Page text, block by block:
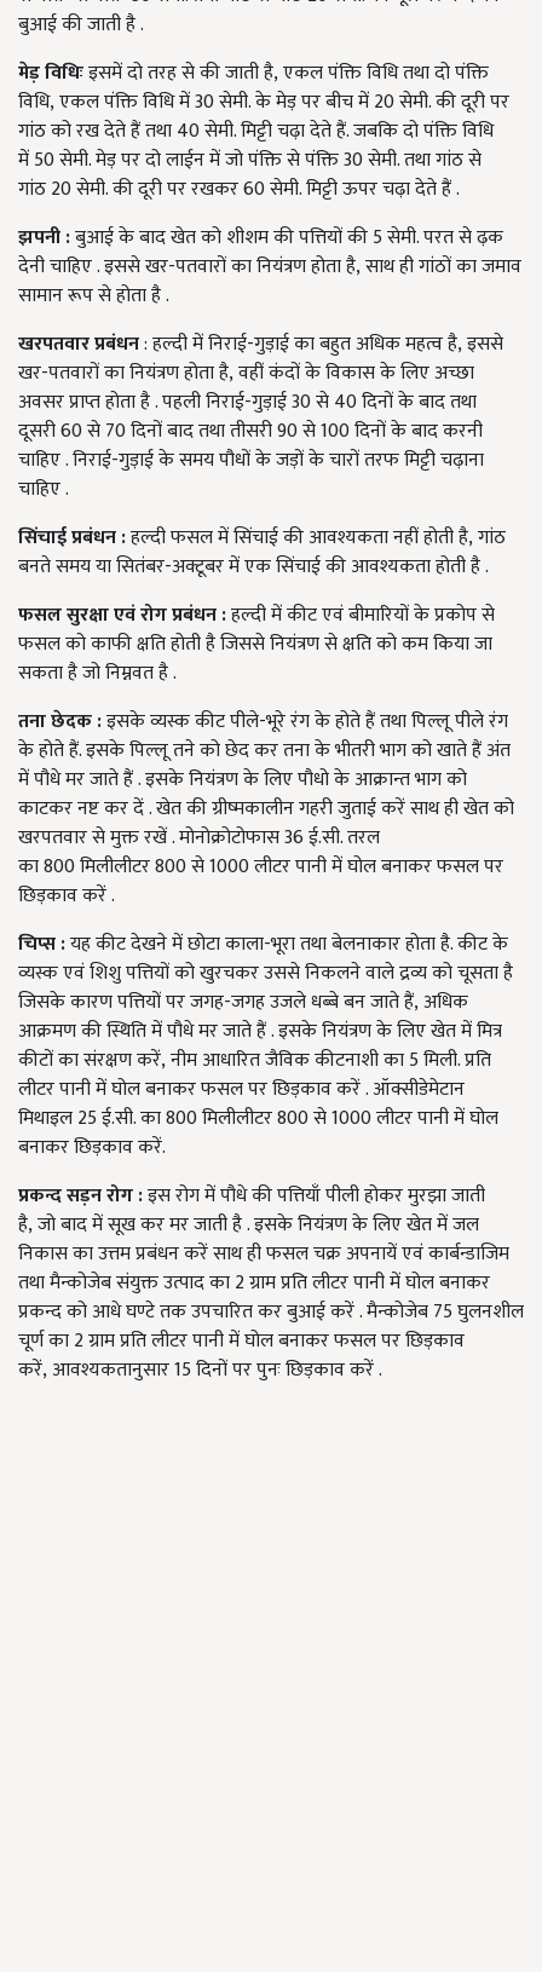
बुआई की जाती है .
मेड़ विधिःइसमें दो तरह से की जाती है, एकल पंक्ति विधि तथा दो पंक्ति
विधि, एकल पंक्ति विधि में 30 सेमी. के मेड़ पर बीच में 20 सेमी. की दूरी पर
गांठ को रख देते हैं तथा 40 सेमी. मिट्टी चढ़ा देते हैं. जबकि दो पंक्ति विधि
में 50 सेमी. मेड़ पर दो लाईन में जो पंक्ति से पंक्ति 30 सेमी. तथा गांठ से
गांठ 20 सेमी. की दूरी पर रखकर 60 सेमी. मिट्टी ऊपर चढ़ा देते हैं .
झपनी :बुआई के बाद खेत को शीशम की पत्तियों की 5 सेमी. परत से ढ़क
देनी चाहिए . इससे खर-पतवारों का नियंत्रण होता है, साथ ही गांठों का जमाव
सामान रूप से होता है .
खरपतवार प्रबंधन: हल्दी में निराई-गुड़ाई का बहुत अधिक महत्व है, इससे
खर-पतवारों का नियंत्रण होता है, वहीं कंदों के विकास के लिए अच्छा
अवसर प्राप्त होता है . पहली निराई-गुड़ाई 30 से 40 दिनों के बाद तथा
दूसरी 60 से 70 दिनों बाद तथा तीसरी 90 से 100 दिनों के बाद करनी
चाहिए . निराई-गुड़ाई के समय पौधों के जड़ों के चारों तरफ मिट्टी चढ़ाना
चाहिए .
सिंचाई प्रबंधन :हल्दी फसल में सिंचाई की आवश्यकता नहीं होती है, गांठ
बनते समय या सितंबर-अक्टूबर में एक सिंचाई की आवश्यकता होती है .
फसल सुरक्षा एवं रोग प्रबंधन :हल्दी में कीट एवं बीमारियों के प्रकोप से
फसल को काफी क्षति होती है जिससे नियंत्रण से क्षति को कम किया जा
सकता है जो निम्नवत है .
तना छेदक :इसके व्यस्क कीट पीले-भूरे रंग के होते हैं तथा पिल्लू पीले रंग
के होते हैं. इसके पिल्लू तने को छेद कर तना के भीतरी भाग को खाते हैं अंत
में पौधे मर जाते हैं . इसके नियंत्रण के लिए पौधो के आक्रान्त भाग को
काटकर नष्ट कर दें . खेत की ग्रीष्मकालीन गहरी जुताई करें साथ ही खेत को
खरपतवार से मुक्त रखें . मोनोक्रोटोफास 36 ई.सी. तरल
का 800 मिलीलीटर 800 से 1000 लीटर पानी में घोल बनाकर फसल पर
छिड़काव करें .
चिप्स :यह कीट देखने में छोटा काला-भूरा तथा बेलनाकार होता है. कीट के
व्यस्क एवं शिशु पत्तियों को खुरचकर उससे निकलने वाले द्रव्य को चूसता है
जिसके कारण पत्तियों पर जगह-जगह उजले धब्बे बन जाते हैं, अधिक
आक्रमण की स्थिति में पौधे मर जाते हैं . इसके नियंत्रण के लिए खेत में मित्र
कीटों का संरक्षण करें, नीम आधारित जैविक कीटनाशी का 5 मिली. प्रति
लीटर पानी में घोल बनाकर फसल पर छिड़काव करें . ऑक्सीडेमेटान
मिथाइल 25 ई.सी. का 800 मिलीलीटर 800 से 1000 लीटर पानी में घोल
बनाकर छिड़काव करें.
प्रकन्द सड़न रोग :इस रोग में पौधे की पत्तियाँ पीली होकर मुरझा जाती
है, जो बाद में सूख कर मर जाती है . इसके नियंत्रण के लिए खेत में जल
निकास का उत्तम प्रबंधन करें साथ ही फसल चक्र अपनायें एवं कार्बन्डाजिम
तथा मैन्कोजेब संयुक्त उत्पाद का 2 ग्राम प्रति लीटर पानी में घोल बनाकर
प्रकन्द को आधे घण्टे तक उपचारित कर बुआई करें . मैन्कोजेब 75 घुलनशील
चूर्ण का 2 ग्राम प्रति लीटर पानी में घोल बनाकर फसल पर छिड़काव
करें, आवश्यकतानुसार 15 दिनों पर पुनः छिड़काव करें .